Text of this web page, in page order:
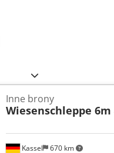
Kassel 670 km
Inne brony
Wiesenschleppe